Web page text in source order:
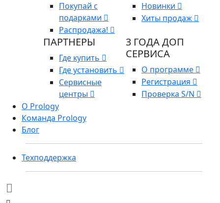
Покупай с
подарками
Распродажа!
Новинки
Хиты продаж
ПАРТНЕРЫ
Где купить
Где установить
Сервисные
центры
3 ГОДА ДОП
СЕРВИСА
О программе
Регистрация
Проверка S/N
О Prology
Команда Prology
Блог
Техподдержка